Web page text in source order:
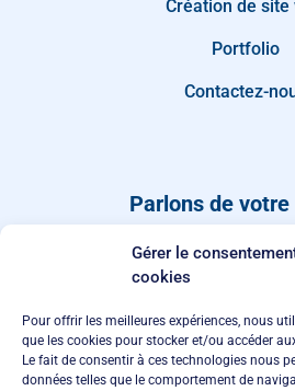
Gérer le
cookies
Pour offrir les meilleures expériences, nous
que les cookies pour stocker et/ou accéder
Le fait de consentir à ces technologies nous
données telles que le comportement de
Création de site
Portfolio
Contactez-
Parlons de
message depuis notre